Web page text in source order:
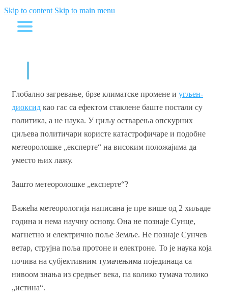
Skip to content Skip to main menu
Глобално загревање, брзе климатске промене и угљен-
диоксид као гас са ефектом стаклене баште постали су
политика, а не наука. У циљу остварења опскурних
циљева политичари користе катастрофичаре и подобне
метеоролошке „експерте“ на високим положајима да
уместо њих лажу.
Зашто метеоролошке „експерте“?
Важећа метеорологија написана је пре више од 2 хиљаде
година и нема научну основу. Она не познаје Сунце,
магнетно и електрично поље Земље. Не познаје Сунчев
ветар, струјна поља протоне и електроне. То је наука која
почива на субјективним тумачењима појединаца са
нивоом знања из средњег века, па колико тумача толико
„истина“.